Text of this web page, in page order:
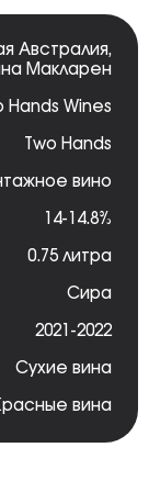
Австралия,
Макларен
Hands Wines
Two Hands
вино
14-14.8%
0.75 литра
Сира
2021-2022
Сухие вина
вина